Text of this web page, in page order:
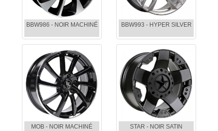
BBW986 - NOIR MACHINÉ BBW993 - HYPER SILVER
MOB - NOIR MACHINÉ STAR - NOIR SATIN